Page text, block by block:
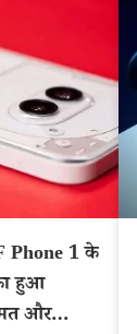
Phone 1 के
हुआ
और